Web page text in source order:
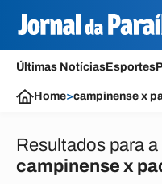
Últimas NotíciasEsportes
Home>campinense x
Resultados para a
campinense x